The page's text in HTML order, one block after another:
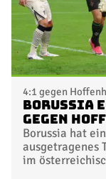
4:1 gegen
Borussia
gegen
Borussia hat
ausgetragenes
im